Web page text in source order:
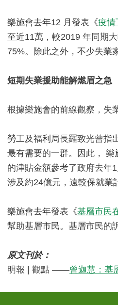
樂施會去年12 月發表《疫情
至近11萬，較2019 年同期
75%。除此之外，不少失業
短期失業援助能解燃眉之急
根據樂施會的前線觀察，失
勞工及福利局長羅致光曾指
最有需要的一群。因此，
的津貼金額參考了政府去年
涉及約24億元，遠較保就業
樂施會去年發表《基層市民
幫助基層市民。基層市民的
原文刊於：
明報 | 觀點 ——曾迦慧：基